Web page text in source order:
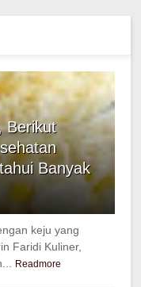
Berikut
Banyak
keju yang
Faridi Kuliner,
Readmore